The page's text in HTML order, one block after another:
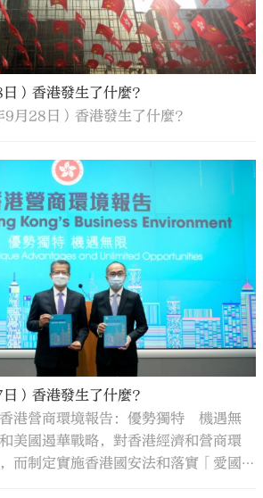
）香港發生了什麼？
月28日）香港發生了什麼？
）香港發生了什麼？
港營商環境報告：優勢獨特 機遇無
美國遏華戰略，對香港經濟和營商環
而制定實施香港國安法和落實「愛國